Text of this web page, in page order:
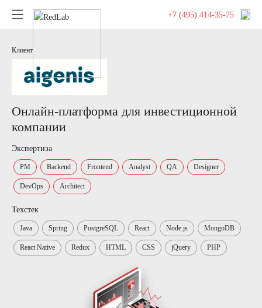
+7 (495) 414-35-75
Клиент
Онлайн-платформа для инвестиционной
компании
Экспертиза
PM Backend Frontend Analyst QA Designer
DevOps Architect
Техстек
Java Spring PostgreSQL React Node.js MongoDB
React Native Redux HTML CSS jQuery PHP